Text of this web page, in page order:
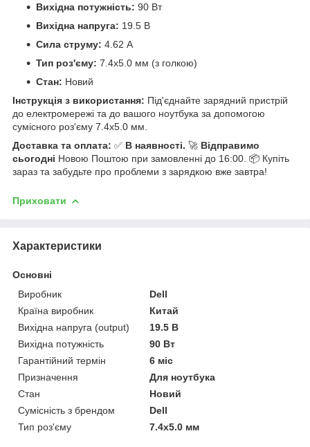
Вихідна потужність: 90 Вт
Вихідна напруга: 19.5 В
Сила струму: 4.62 А
Тип роз'єму: 7.4x5.0 мм (з голкою)
Стан: Новий
Інструкція з використання: Під'єднайте зарядний пристрій
до електромережі та до вашого ноутбука за допомогою
сумісного роз'єму 7.4x5.0 мм.
Доставка та оплата: ✅ В наявності. 🚀 Відправимо
сьогодні Новою Поштою при замовленні до 16:00. 📦 Купіть
зараз та забудьте про проблеми з зарядкою вже завтра!
Приховати
Характеристики
Основні
Виробник
Dell
Країна виробник
Китай
Вихідна напруга (output)
19.5 В
Вихідна потужність
90 Вт
Гарантійний термін
6 міс
Призначення
Для ноутбука
Стан
Новий
Сумісність з брендом
Dell
Тип роз'єму
7.4x5.0 мм